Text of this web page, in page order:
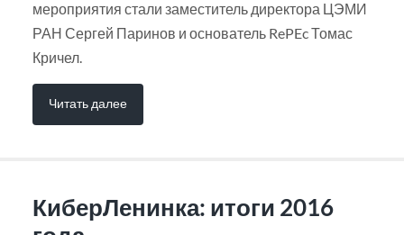
мероприятия стали заместитель директора ЦЭМИ
РАН Сергей Паринов и основатель RePEc Томас
Кричел.
Читать далее
КиберЛенинка: итоги 2016